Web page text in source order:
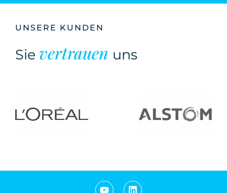
UNSERE KUNDEN
Sie vertrauen uns